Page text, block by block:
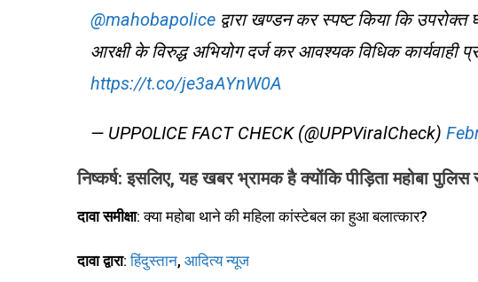
@mahobapolice द्वारा खण्डन कर स्पष्ट किया कि उपरोक्त
आरक्षी के विरुद्ध अभियोग दर्ज कर आवश्यक विधिक कार्यवाही
https://t.co/je3aAYnW0A
— UPPOLICE FACT CHECK (@UPPViralCheck)
निष्कर्ष: इसलिए, यह खबर भ्रामक है क्योंकि पीड़िता महोबा
दावा समीक्षा: क्या महोबा थाने की महिला कांस्टेबल का हुआ बलात्कार?
दावा द्वारा:हिंदुस्तान, आदित्य न्यूज